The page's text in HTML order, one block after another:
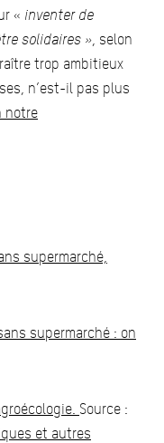
« inventer de
solidaires » , selon
trop ambitieux
n’est-il pas plus
notre
supermarché,
supermarché : on
Source :
et autres